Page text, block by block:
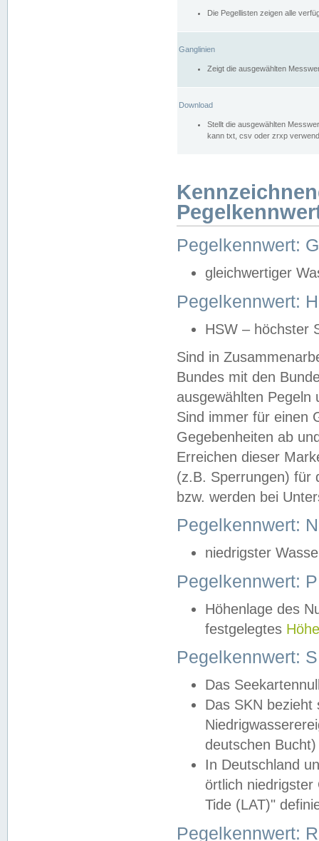
Die Pegellisten zeigen alle
Ganglinien
Zeigt die ausgewählten
Download
Stellt die ausgewählten
kann txt, csv oder zrxp
Pegelkennwert:
gleichwertiger
Pegelkennwert:
HSW – höchster
Sind in
Bundes mit den
ausgewählten
Sind immer für einen
Gegebenheiten ab
Erreichen dieser
(z.B. Sperrungen) für
bzw. werden bei
Pegelkennwert:
niedrigster
Pegelkennwert:
Höhenlage des
festgelegtes
Pegelkennwert:
Das
Das SKN
deutschen
In Deutschland
örtlich
Tide (LAT)"
Pegelkennwert: